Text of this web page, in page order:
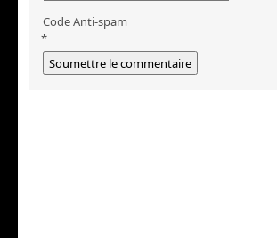
Code Anti-spam
*